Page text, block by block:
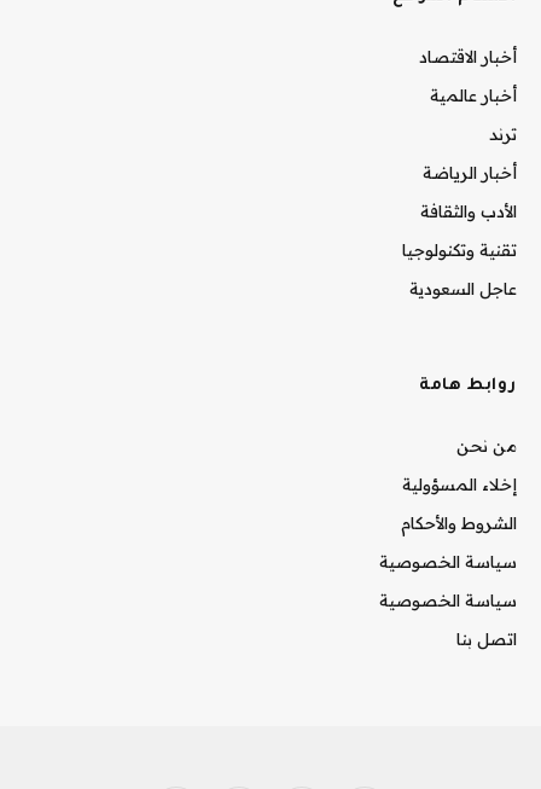
أخبار الاقتصاد
أخبار عالمية
ترند
أخبار الرياضة
الأدب والثقافة
تقنية وتكنولوجيا
عاجل السعودية
روابط هامة
من نحن
إخلاء المسؤولية
الشروط والأحكام
سياسة الخصوصية
سياسة الخصوصية
اتصل بنا